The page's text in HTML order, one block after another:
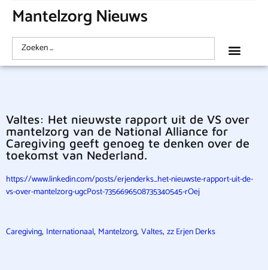
Mantelzorg Nieuws
Valtes: Het nieuwste rapport uit de VS over
mantelzorg van de National Alliance for
Caregiving geeft genoeg te denken over de
toekomst van Nederland.
https://www.linkedin.com/posts/erjenderks_het-nieuwste-rapport-uit-de-
vs-over-mantelzorg-ugcPost-7356696508735340545-rOej
Caregiving, Internationaal, Mantelzorg, Valtes, zz Erjen Derks